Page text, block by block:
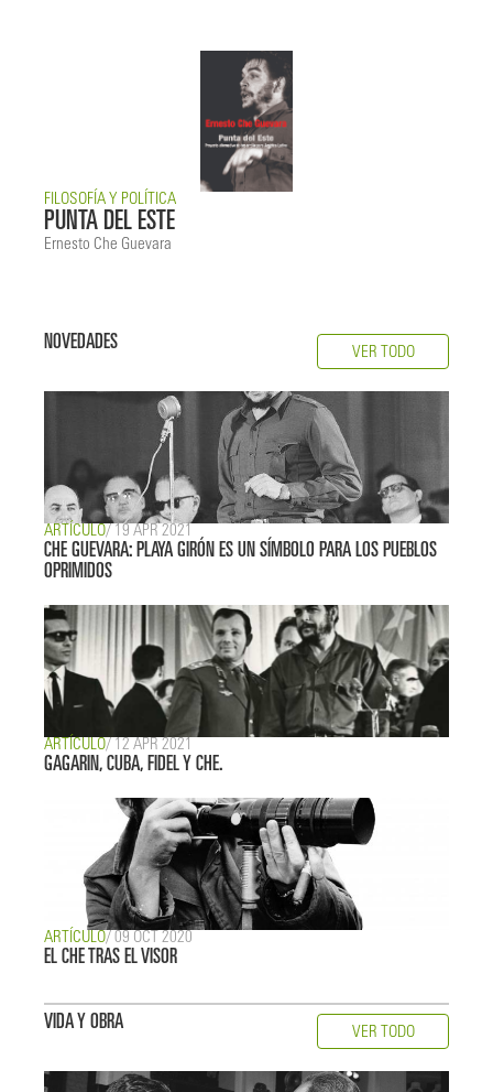
FILOSOFÍA Y POLÍTICA
PUNTA DEL ESTE
Ernesto Che Guevara
NOVEDADES VER TODO
ARTÍCULO/ 19 APR 2021
CHE GUEVARA: PLAYA GIRÓN ES UN SÍMBOLO PARA LOS PUEBLOS
OPRIMIDOS
ARTÍCULO/ 12 APR 2021
GAGARIN, CUBA, FIDEL Y CHE.
ARTÍCULO/ 09 OCT 2020
EL CHE TRAS EL VISOR
VIDA Y OBRA VER TODO